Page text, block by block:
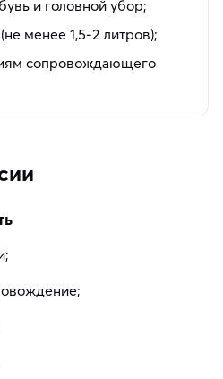
и головной убор;
менее 1,5-2 литров);
сопровождающего